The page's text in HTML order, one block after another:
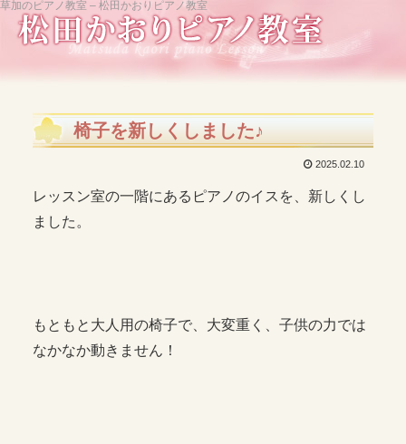
草加のピアノ教室 – 松田かおりピアノ教室
椅子を新しくしました♪
2025.02.10
レッスン室の一階にあるピアノのイスを、新しくし
ました。
もともと大人用の椅子で、大変重く、子供の力では
なかなか動きません！